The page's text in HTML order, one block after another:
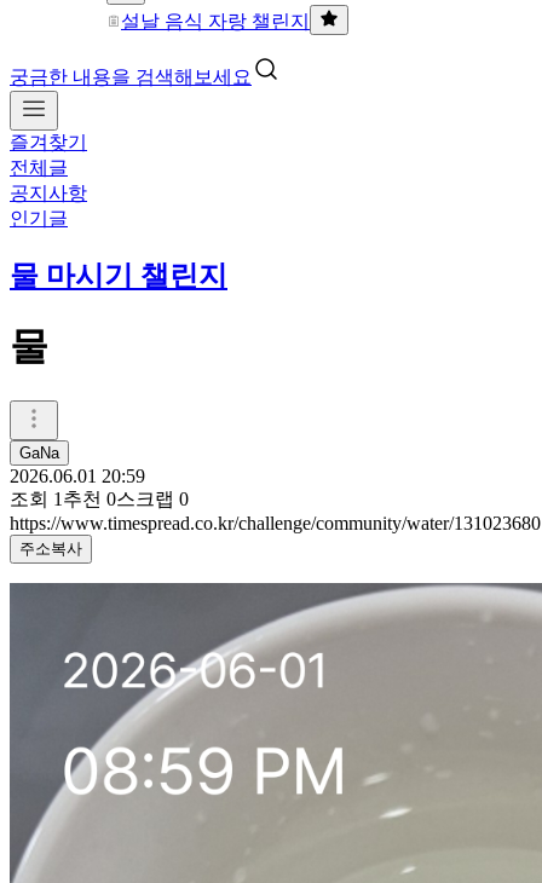
설날 음식 자랑 챌린지
궁금한 내용을 검색해보세요
즐겨찾기
전체글
공지사항
인기글
물 마시기 챌린지
물
GaNa
2026.06.01 20:59
조회 1 추천 0스크랩 0
https://www.timespread.co.kr/challenge/community/water/131023680
주소복사